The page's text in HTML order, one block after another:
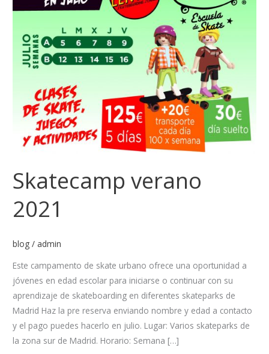
Skatecamp verano
2021
blog / admin
Este campamento de skate urbano ofrece una oportunidad a
jóvenes en edad escolar para iniciarse o continuar con su
aprendizaje de skateboarding en diferentes skateparks de
Madrid Haz la pre reserva enviando nombre y edad a contacto
y el pago puedes hacerlo en julio. Lugar: Varios skateparks de
la zona sur de Madrid. Horario: Semana […]